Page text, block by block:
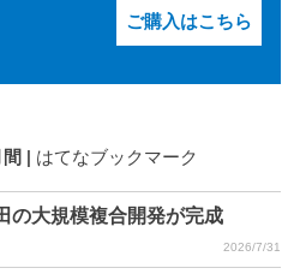
ご購入はこちら
間 はてなブックマーク
の大規模複合開発が完成
2026/7/31